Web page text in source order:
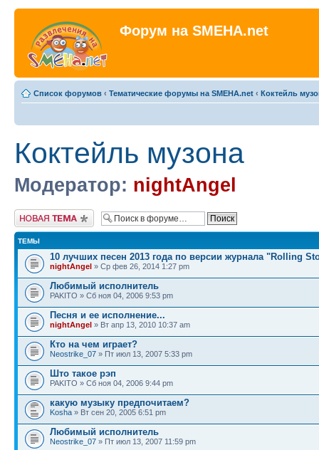
Форум на SMEHA.net
Список форумов ‹ Тематические форумы на SMEHA.net ‹ Коктейль
Коктейль музона
Модератор: nightAngel
Новая тема
ТЕМЫ
10 лучших песен 2013 года по версии журнала "Rolling
nightAngel » Ср фев 26, 2014 1:27 pm
Любимый исполнитель
PAKITO » Сб ноя 04, 2006 9:53 pm
Песня и ее исполнение...
nightAngel » Вт апр 13, 2010 10:37 am
Кто на чем играет?
Neostrike_07 » Пт июл 13, 2007 5:33 pm
Што такое рэп
PAKITO » Сб ноя 04, 2006 9:44 pm
какую музыку предпочитаем?
Kosha » Вт сен 20, 2005 6:51 pm
Любимый исполнитель
Neostrike_07 » Пт июл 13, 2007 11:59 pm